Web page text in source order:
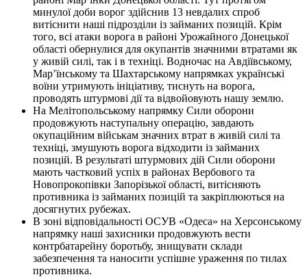
минулої доби ворог здійснив 13 невдалих спроб
витіснити наші підрозділи із займаних позицій. Крім
того, всі атаки ворога в районі Урожайного Донецької
області обернулися для окупантів значними втратами як
у живій силі, так і в техніці. Водночас на Авдіївському,
Мар’їнському та Шахтарському напрямках українські
воїни утримують ініціативу, тиснуть на ворога,
проводять штурмові дії та відвойовують нашу землю.
На Мелітопольському напрямку Сили оборони
продовжують наступальну операцію, завдають
окупаційним військам значних втрат в живій силі та
техніці, змушують ворога відходити із займаних
позицій. В результаті штурмових дій Сили оборони
мають частковий успіх в районах Вербового та
Новопрокопівки Запорізької області, витісняють
противника із займаних позицій та закріплюються на
досягнутих рубежах.
В зоні відповідальності ОСУВ «Одеса» на Херсонському
напрямку наші захисники продовжують вести
контрбатарейну боротьбу, знищувати склади
забезпечення та наносити успішне ураження по тилах
противника.